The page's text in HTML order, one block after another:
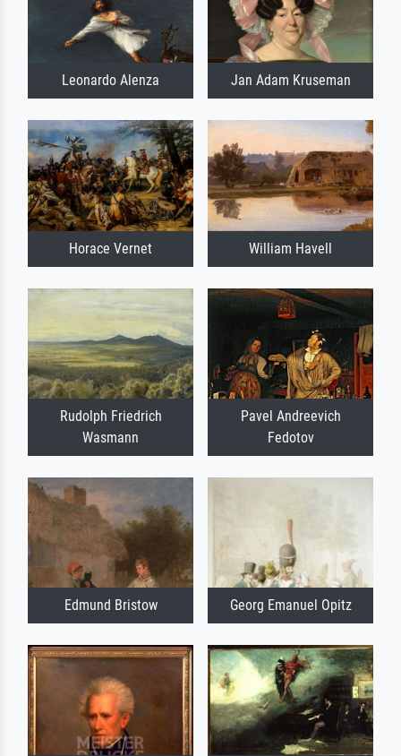
Leonardo Alenza Jan Adam Kruseman
Horace Vernet William Havell
Rudolph Friedrich
Wasmann
Pavel Andreevich
Fedotov
Edmund Bristow Georg Emanuel Opitz